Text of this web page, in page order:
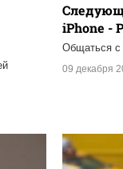
iPhone -
Общаться
09 декабря